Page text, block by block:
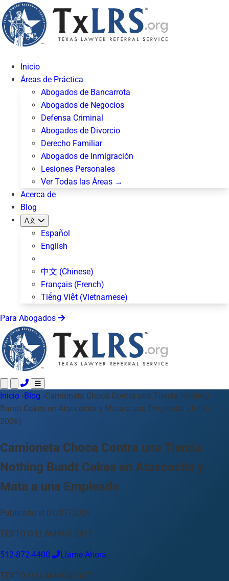
Inicio
Áreas de Práctica
Abogados de Bancarrota
Abogados de Negocios
Defensa Criminal
Abogados de Divorcio
Derecho Familiar
Abogados de Inmigración
Lesiones Personales
Ver Todas las Áreas →
Acerca de
Blog
A文
Español
English
中文 (Chinese)
Français (French)
Tiếng Việt (Vietnamese)
Para Abogados
Llame 24/7 ·512-872-4400 Envíe un Texto
Blog
Para Abogados
Su Ubicación
Austin 512-872-4400
Cambiar ubicación
Abilene
Amarillo Austin
Inicio ›Blog ›Camioneta Choca Contra una Tienda Nothing
Bundt Cakes en Atascocita y Mata a una Empleada (Junio
2026)
Camioneta Choca Contra una Tienda
Nothing Bundt Cakes en Atascocita y
Mata a una Empleada
Publicado el 01/07/2026
TEXTO O LLAMADA 24/7
512-872-4400 Llame Ahora
TEXTO O LLAMADA 24/7